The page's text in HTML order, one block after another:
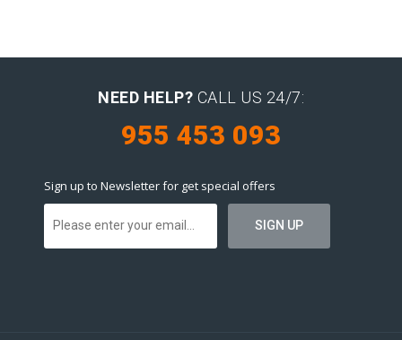
NEED HELP? CALL US 24/7:
955 453 093
Sign up to Newsletter for get special offers